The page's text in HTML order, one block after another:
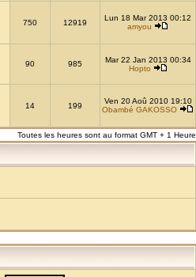
750 12919
Lun 18 Mar 2013 00:12
amyou
90 985
Mar 22 Jan 2013 00:34
Hopto
14 199
Ven 20 Aoû 2010 19:10
Obambé GAKOSSO
Toutes les heures sont au format GMT + 1 Heure